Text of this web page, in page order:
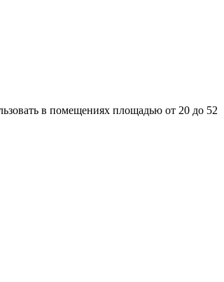
в помещениях площадью от 20 до 52